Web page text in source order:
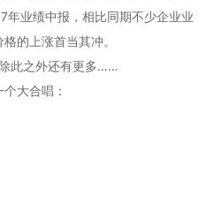
业绩中报，相比同期不少企业业
的上涨首当其冲。
此之外还有更多……
大合唱：